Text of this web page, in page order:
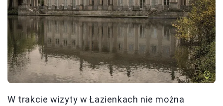
W trakcie wizyty w Łazienkach nie można